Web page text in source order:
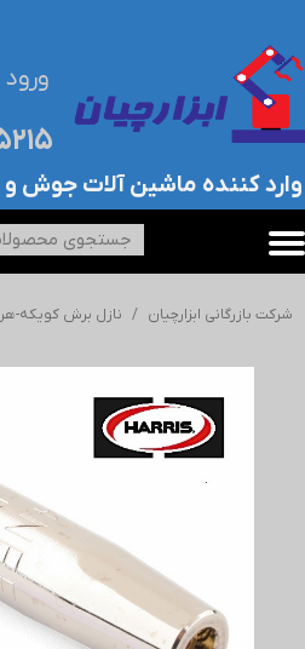
​وارد کننده ماشین آلات جوش و
ورود
حساب کاربری من
تغییر گذر واژه
خروج از حساب کاربری
شرکت بازرگانی ابزارچیان نازل برش کویکه-